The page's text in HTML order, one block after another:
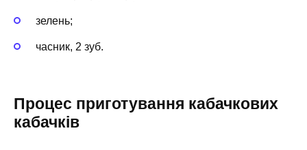
зелень;
часник, 2 зуб.
Процес приготування кабачкових
кабачків